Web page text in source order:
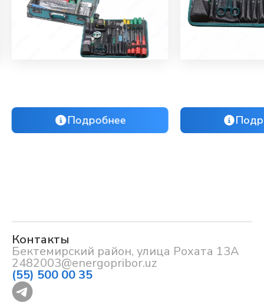
Подробнее
Контакты
Бектемирский район, улица Рохата 13А
2482003@energopribor.uz
(55) 500 00 35